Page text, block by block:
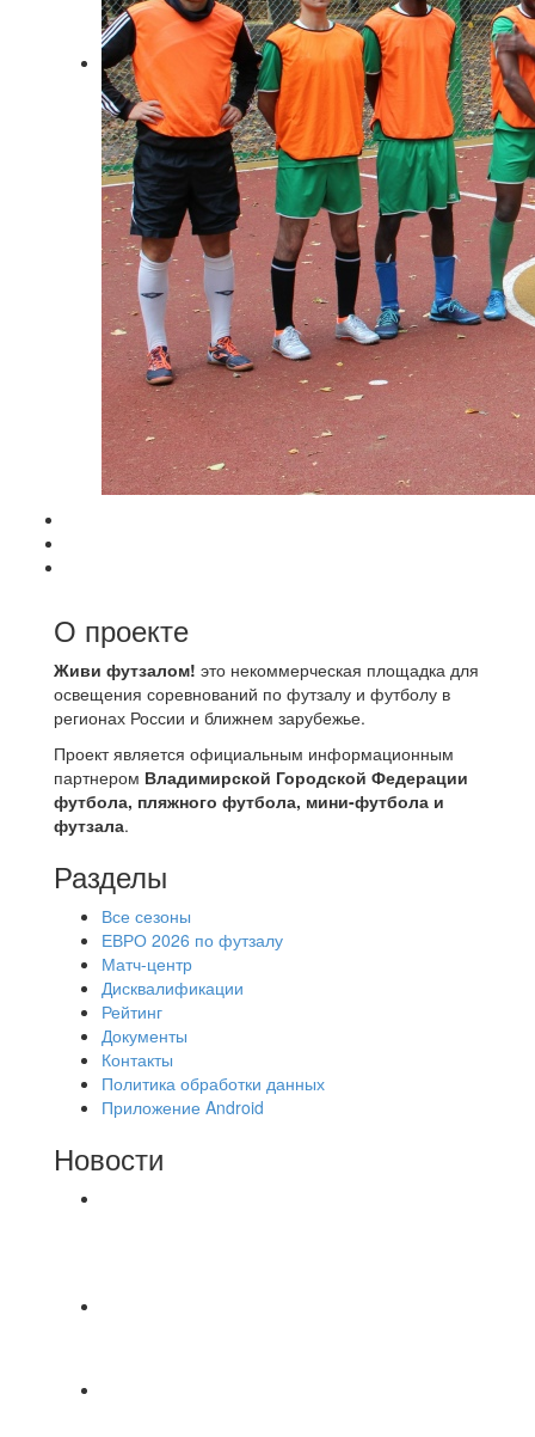
О проекте
Живи футзалом! это некоммерческая площадка для
освещения соревнований по футзалу и футболу в
регионах России и ближнем зарубежье.
Проект является официальным информационным
партнером Владимирской Городской Федерации
футбола, пляжного футбола, мини-футбола и
футзала.
Разделы
Все сезоны
ЕВРО 2026 по футзалу
Матч-центр
Дисквалификации
Рейтинг
Документы
Контакты
Политика обработки данных
Приложение Android
Новости